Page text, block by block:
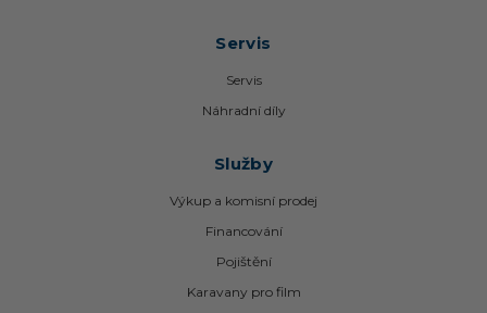
Servis
Servis
Náhradní díly
Služby
Výkup a komisní prodej
Financování
Pojištění
Karavany pro film